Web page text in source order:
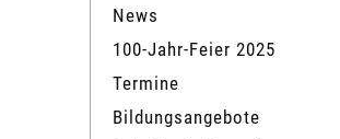
News
100-Jahr-Feier 2025
Termine
Bildungsangebote